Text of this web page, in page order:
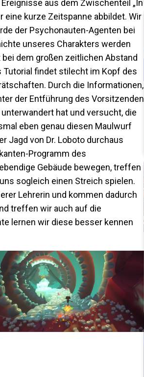
aus dem Zwischenteil „In
eine kurze Zeitspanne abbildet. Wir
der Psychonauten-Agenten bei
unseres Charakters werden
dem großen zeitlichen Abstand
Tutorial findet stilecht im Kopf des
Durch die Informationen,
der Entführung des Vorsitzenden
hat und versucht, die
eben genau diesen Maulwurf
Jagd von Dr. Loboto durchaus
Programm des
Gebäude bewegen, treffen
sogleich einen Streich spielen.
Lehrerin und kommen dadurch
treffen wir auch auf die
lernen wir diese besser kennen